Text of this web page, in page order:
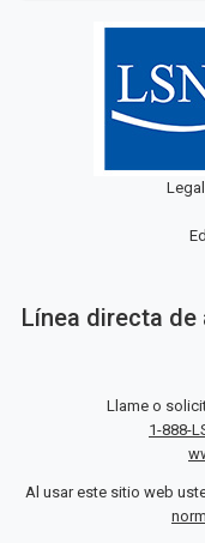
Línea directa
Llame o
1-888-
Al usar este sitio web